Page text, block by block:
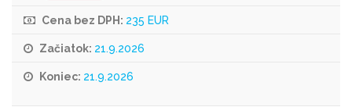
Cena bez DPH: 235 EUR
Začiatok: 21.9.2026
Koniec: 21.9.2026